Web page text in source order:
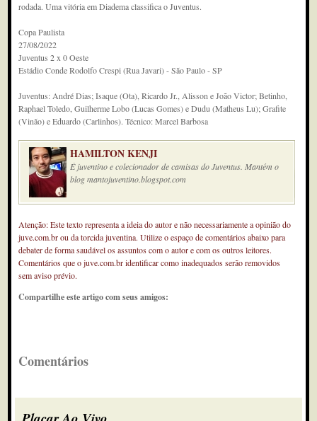
rodada. Uma vitória em Diadema classifica o Juventus.
Copa Paulista
27/08/2022
Juventus 2 x 0 Oeste
Estádio Conde Rodolfo Crespi (Rua Javari) - São Paulo - SP
Juventus: André Dias; Isaque (Ota), Ricardo Jr., Alisson e João Victor; Betinho,
Raphael Toledo, Guilherme Lobo (Lucas Gomes) e Dudu (Matheus Lu); Grafite
(Vinão) e Eduardo (Carlinhos). Técnico: Marcel Barbosa
HAMILTON KENJI
É juventino e colecionador de camisas do Juventus. Mantém o
blog mantojuventino.blogspot.com
Atenção: Este texto representa a ideia do autor e não necessariamente a opinião do
juve.com.br ou da torcida juventina. Utilize o espaço de comentários abaixo para
debater de forma saudável os assuntos com o autor e com os outros leitores.
Comentários que o juve.com.br identificar como inadequados serão removidos
sem aviso prévio.
Compartilhe este artigo com seus amigos:
Comentários